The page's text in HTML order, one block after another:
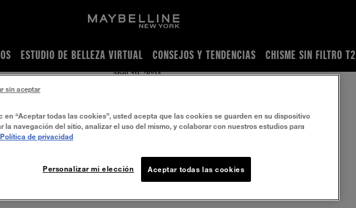
ESTUDIO DE BELLEZA VIRTUAL CONSEJOS Y TENDENCIAS CHISME SIN FILTRO T2
y laca de labios - Maybelline
abril 19, 2024
LO MEJOR DE
LABIAL MORADO
DE TONOS BAYA A TONOS VINO
en “Aceptar todas las cookies”, usted acepta que las cookies se guarden en su dispositivo
la navegación del sitio, analizar el uso del mismo, y colaborar con nuestros estudios para
Política de privacidad
Aceptar todas las cookies
Personalizar mi elección
sin aceptar